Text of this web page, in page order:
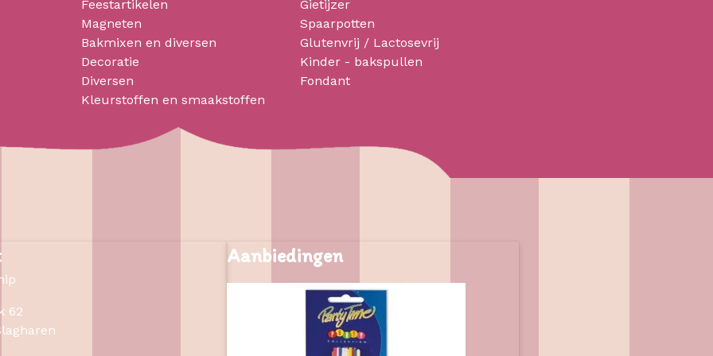
Feestartikelen
Gietijzer
Magneten
Spaarpotten
Bakmixen en diversen
Glutenvrij / Lactosevrij
Decoratie
Kinder - bakspullen
Diversen
Fondant
Kleurstoffen en smaakstoffen
62
Aanbiedingen